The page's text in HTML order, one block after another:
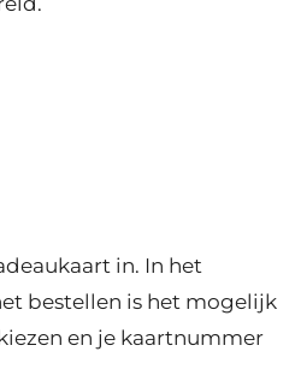
in. In het
bestellen is het mogelijk
en je kaartnummer